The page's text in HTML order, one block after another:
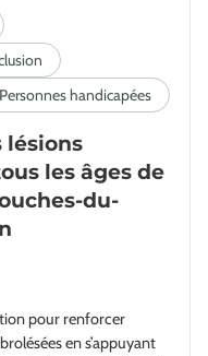
lésions
les âges de
du-
pour renforcer
en s’appuyant